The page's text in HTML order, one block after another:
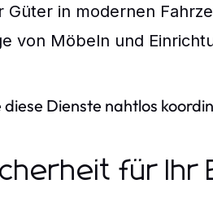
in modernen
von Möbeln und
Dienste nahtlos
für Ihr